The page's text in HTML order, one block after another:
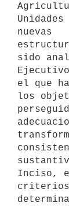
nuevas
sido
el que
los
Inciso,
criterios